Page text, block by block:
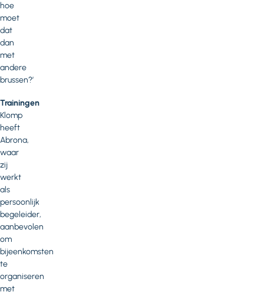
hoe
moet
dat
dan
met
andere
brussen?’
Trainingen
Klomp
heeft
Abrona,
waar
zij
werkt
als
persoonlijk
begeleider,
aanbevolen
om
bijeenkomsten
te
organiseren
met